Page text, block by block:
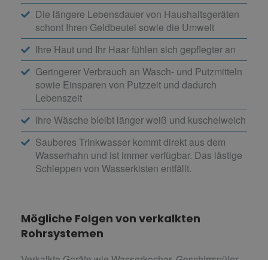
Die längere Lebensdauer von Haushaltsgeräten
schont Ihren Geldbeutel sowie die Umwelt
Ihre Haut und Ihr Haar fühlen sich gepflegter an
Geringerer Verbrauch an Wasch- und Putzmitteln
sowie Einsparen von Putzzeit und dadurch
Lebenszeit
Ihre Wäsche bleibt länger weiß und kuschelweich
Sauberes Trinkwasser kommt direkt aus dem
Wasserhahn und ist immer verfügbar. Das lästige
Schleppen von Wasserkisten entfällt.
Mögliche Folgen von verkalkten
Rohrsystemen